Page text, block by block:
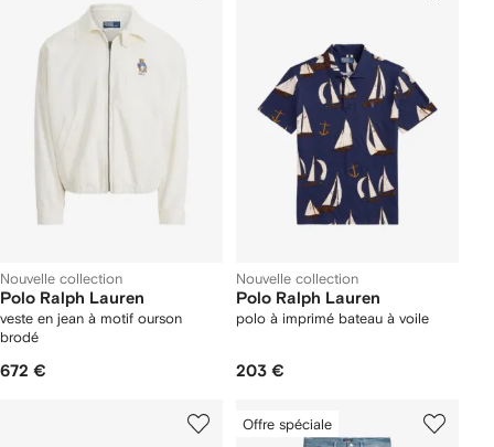
Nouvelle collection
Polo Ralph Lauren
veste en jean à motif ourson
brodé
672 €
Nouvelle collection
Polo Ralph Lauren
polo à imprimé bateau à voile
203 €
Offre spéciale